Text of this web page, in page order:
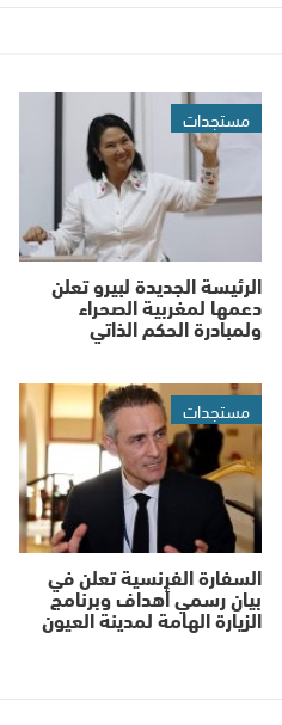
مستجدات
الرئيسة الجديدة لبيرو تعلن
دعمها لمغربية الصحراء
ولمبادرة الحكم الذاتي
مستجدات
السفارة الفرنسية تعلن في
بيان رسمي أهداف وبرنامج
الزيارة الهامة لمدينة العيون